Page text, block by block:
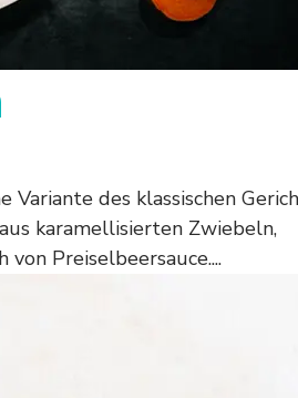
des klassischen
karamellisierten Zwiebeln,
von Preiselbeersauce....